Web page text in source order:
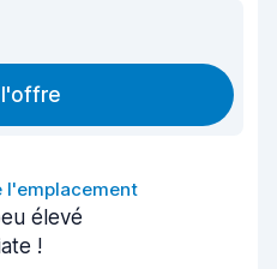
l'emplacement
élevé
!